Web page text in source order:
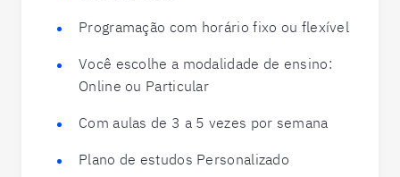
Programação com horário fixo ou flexível
Você escolhe a modalidade de ensino:
Online ou Particular
Com aulas de 3 a 5 vezes por semana
Plano de estudos Personalizado